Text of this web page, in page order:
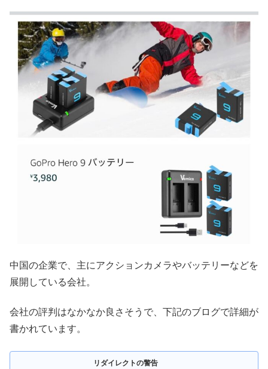
中国の企業で、主にアクションカメラやバッテリーなどを
展開している会社。
会社の評判はなかなか良さそうで、下記のブログで詳細が
書かれています。
リダイレクトの警告